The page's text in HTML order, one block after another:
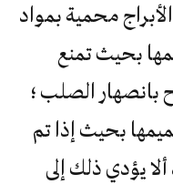
الأبراج محمية بمواد
بحيث تمنع
بانصهار الصلب ؛
بحيث إذا تم
يؤدي ذلك إلى